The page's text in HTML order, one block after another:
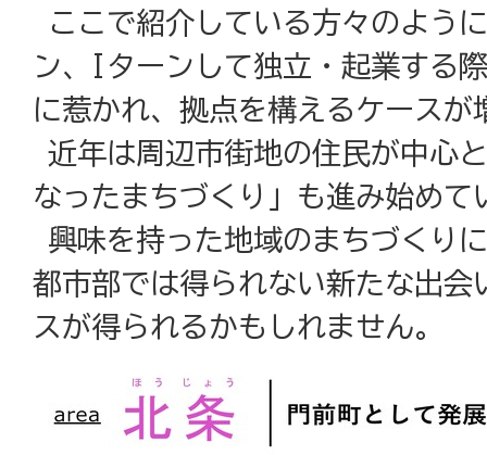
ここで紹介している方々のよう
ン、Iターンして独立・起業する
に惹かれ、拠点を構えるケースが
近年は周辺市街地の住民が中心
なったまちづくり」も進み始めて
興味を持った地域のまちづくり
都市部では得られない新たな出会
スが得られるかもしれません。